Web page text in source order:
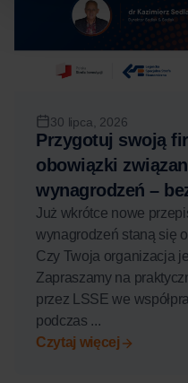
30 lipca, 2026
Przygotuj swoją
obowiązki
wynagrodzeń –
Już wkrótce nowe
wynagrodzeń staną się
Czy Twoja organizacja
Zapraszamy na
przez LSSE we
podczas ...
Czytaj więcej